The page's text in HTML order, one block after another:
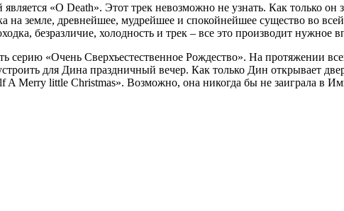
«O Death». Этот трек невозможно не узнать. Как только он
на земле, древнейшее, мудрейшее и спокойнейшее существо во
безразличие, холодность и трек – все это производит нужное
серию «Очень Сверхъестественное Рождество». На протяжении
для Дина праздничный вечер. Как только Дин открывает
A Merry little Christmas». Возможно, она никогда бы не заиграла в